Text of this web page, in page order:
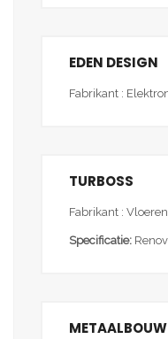
EDEN DESIGN
Fabrikant :
TURBOSS
Fabrikant : Vloeren
Specificatie: